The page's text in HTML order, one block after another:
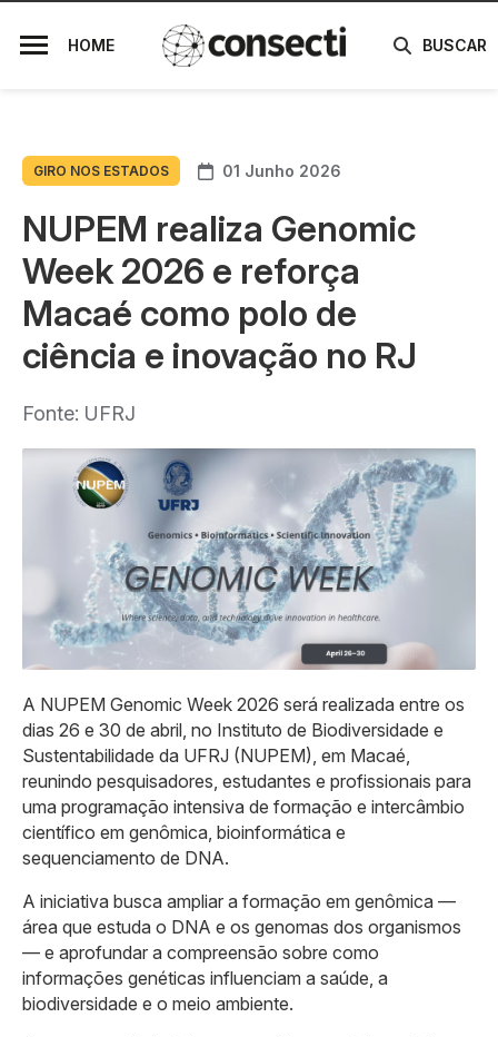
HOME BUSCAR
GIRO NOS ESTADOS 01 Junho 2026
NUPEM realiza Genomic
Week 2026 e reforça
Macaé como polo de
ciência e inovação no RJ
Fonte: UFRJ
A NUPEM Genomic Week 2026 será realizada entre os
dias 26 e 30 de abril, no Instituto de Biodiversidade e
Sustentabilidade da UFRJ (NUPEM), em Macaé,
reunindo pesquisadores, estudantes e profissionais para
uma programação intensiva de formação e intercâmbio
científico em genômica, bioinformática e
sequenciamento de DNA.
A iniciativa busca ampliar a formação em genômica —
área que estuda o DNA e os genomas dos organismos
— e aprofundar a compreensão sobre como
informações genéticas influenciam a saúde, a
biodiversidade e o meio ambiente.